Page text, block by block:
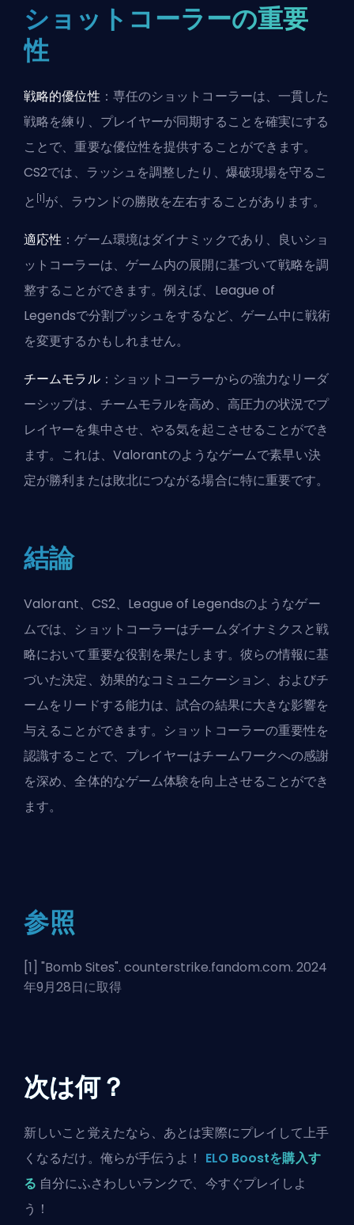
ショットコーラーの重要
性
戦略的優位性：専任のショットコーラーは、一貫した
戦略を練り、プレイヤーが同期することを確実にする
ことで、重要な優位性を提供することができます。
CS2では、ラッシュを調整したり、爆破現場を守るこ
と [1] が、ラウンドの勝敗を左右することがあります。
適応性 ：ゲーム環境はダイナミックであり、良いショ
ットコーラーは、ゲーム内の展開に基づいて戦略を調
整することができます。例えば、League of
Legendsで分割プッシュをするなど、ゲーム中に戦術
を変更するかもしれません。
チームモラル：ショットコーラーからの強力なリーダ
ーシップは、チームモラルを高め、高圧力の状況でプ
レイヤーを集中させ、やる気を起こさせることができ
ます。これは、Valorantのようなゲームで素早い決
定が勝利または敗北につながる場合に特に重要です。
結論
Valorant、CS2、League of Legendsのようなゲー
ムでは、ショットコーラーはチームダイナミクスと戦
略において重要な役割を果たします。彼らの情報に基
づいた決定、効果的なコミュニケーション、およびチ
ームをリードする能力は、試合の結果に大きな影響を
与えることができます。ショットコーラーの重要性を
認識することで、プレイヤーはチームワークへの感謝
を深め、全体的なゲーム体験を向上させることができ
ます。
参照
[1] "Bomb Sites". counterstrike.fandom.com. 2024
年9月28日に取得
次は何？
新しいこと覚えたなら、あとは実際にプレイして上手
くなるだけ。俺らが手伝うよ！ ELO Boostを購入す
る 自分にふさわしいランクで、今すぐプレイしよ
う！